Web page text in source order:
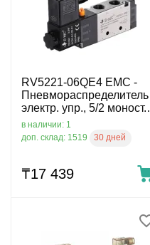
RV5221-06QE4 EMC -
Пневмораспределитель
электр. упр., 5/2 моност.,
G1/8, 24 VDC
в наличии: 1
доп. склад: 1519
30 дней
₸17 439